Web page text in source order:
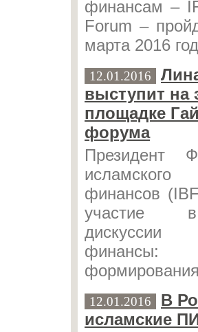
финансам –
Forum –
марта 2016
12.01.2016
выступит на
площадке
форума
Президент
финансов
участие в
12.01.2016
В
исламские